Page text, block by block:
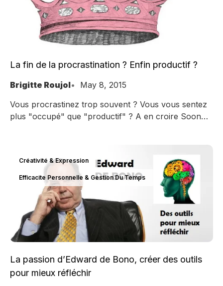
La fin de la procrastination ? Enfin productif ?
Brigitte Roujol
May 8, 2015
Vous procrastinez trop souvent ? Vous vous sentez
plus "occupé" que "productif" ? A en croire Soon
Créativité & Expression
Efficacite Personnelle & Gestion Du Temps
La passion d’Edward de Bono, créer des outils
pour mieux réfléchir